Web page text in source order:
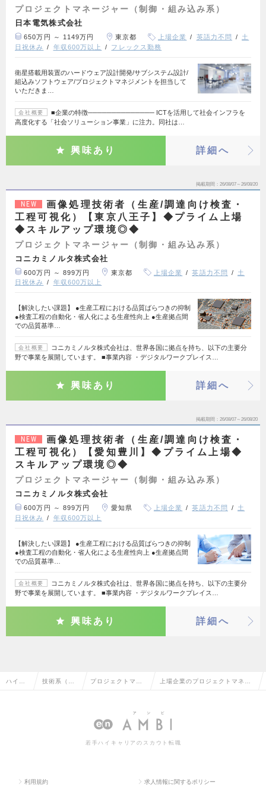
プロジェクトマネージャー（制御・組み込み系）
日本電気株式会社
650万円 ～ 1149万円 東京都 上場企業 英語力不問
土
日祝休み
年収600万以上 フレックス勤務
衛星搭載用装置のハードウェア設計開発/サブシステム設計/
組込みソフトウェア/プロジェクトマネジメントを担当して
いただきま…
会社概要
■企業の特徴────────────── ICTを活用して社会インフラを
高度化する「社会ソリューション事業」に注力。同社は…
興味あり 詳細へ
掲載期間 26/08/07～26/08/20
NEW
画像処理技術者（生産/調達向け検査・
工程可視化）【東京八王子】◆プライム上場
◆スキルアップ環境◎◆
プロジェクトマネージャー（制御・組み込み系）
コニカミノルタ株式会社
600万円 ～ 899万円 東京都 上場企業 英語力不問
土
日祝休み
年収600万以上
【解決したい課題】 ●生産工程における品質ばらつきの抑制
●検査工程の自動化・省人化による生産性向上 ●生産拠点間
での品質基準…
会社概要
コニカミノルタ株式会社は、世界各国に拠点を持ち、以下の主要分
野で事業を展開しています。 ■事業内容 ・デジタルワークプレイス…
興味あり 詳細へ
掲載期間 26/08/07～26/08/20
NEW
画像処理技術者（生産/調達向け検査・
工程可視化）【愛知豊川】◆プライム上場◆
スキルアップ環境◎◆
プロジェクトマネージャー（制御・組み込み系）
コニカミノルタ株式会社
600万円 ～ 899万円 愛知県 上場企業 英語力不問
土
日祝休み
年収600万以上
【解決したい課題】 ●生産工程における品質ばらつきの抑制
●検査工程の自動化・省人化による生産性向上 ●生産拠点間
での品質基準…
会社概要
コニカミノルタ株式会社は、世界各国に拠点を持ち、以下の主要分
野で事業を展開しています。 ■事業内容 ・デジタルワークプレイス…
興味あり 詳細へ
ハイク 技術系（電 プロジェクトマネ
組み込み系）
上場企業のプロジェクトマネー
転職・求人情報一覧
若手ハイキャリアのスカウト転職
利用規約 求人情報に関するポリシー